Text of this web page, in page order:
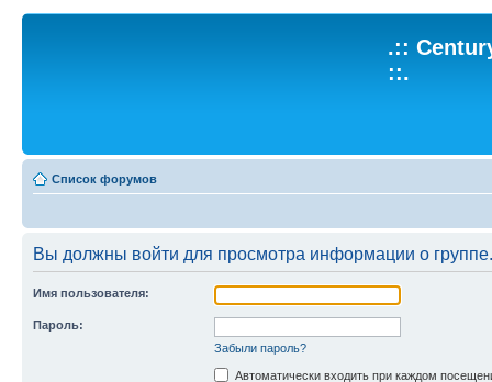
.::
::.
Список форумов
Вы должны войти для просмотра информации о группе.
Имя пользователя:
Пароль:
Забыли пароль?
Автоматически входить при каждом